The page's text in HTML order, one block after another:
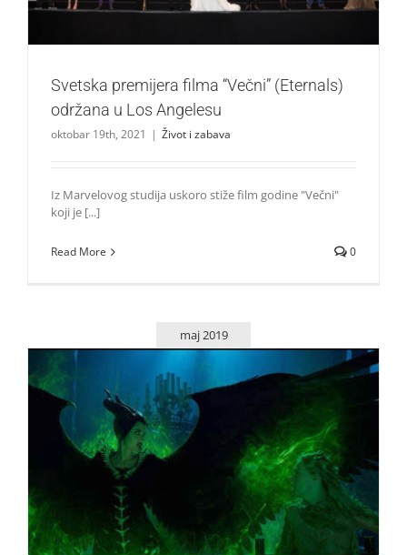
Svetska premijera filma “Večni” (Eternals)
održana u Los Angelesu
oktobar 19th, 2021 | Život i zabava
Iz Marvelovog studija uskoro stiže film godine "Večni"
koji je [...]
Read More 0
maj 2019
Stigao prvi trejler filma „Grdana – Gospodarica zla“